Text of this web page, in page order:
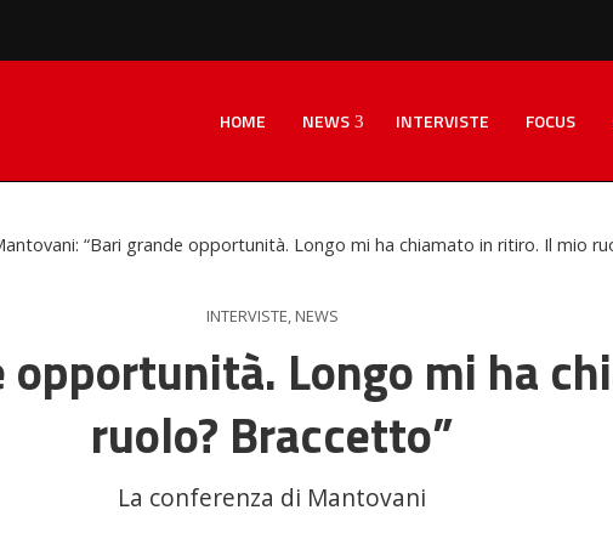
HOME NEWS INTERVISTE FOCUS
“Bari grande opportunità. Longo mi ha chiamato in ritiro. Il mio
INTERVISTE, NEWS
Longo mi ha
ruolo? Braccetto”
La conferenza di Mantovani